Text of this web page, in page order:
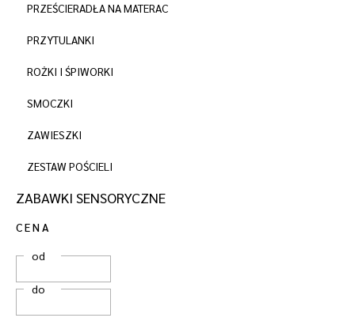
PRZEŚCIERADŁA NA MATERAC
PRZYTULANKI
ROŻKI I ŚPIWORKI
SMOCZKI
ZAWIESZKI
ZESTAW POŚCIELI
ZABAWKI SENSORYCZNE
CENA
od
do